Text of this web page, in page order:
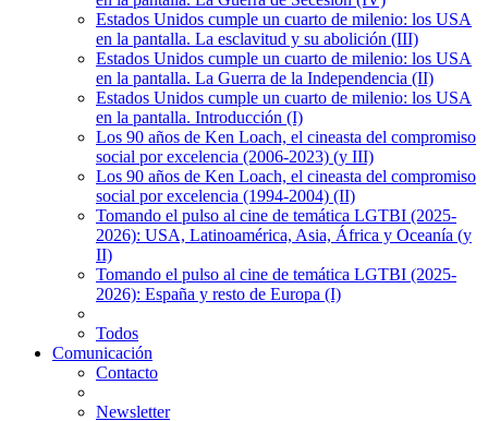
Estados Unidos cumple un cuarto de milenio: los USA
en la pantalla. La esclavitud y su abolición (III)
Estados Unidos cumple un cuarto de milenio: los USA
en la pantalla. La Guerra de la Independencia (II)
Estados Unidos cumple un cuarto de milenio: los USA
en la pantalla. Introducción (I)
Los 90 años de Ken Loach, el cineasta del compromiso
social por excelencia (2006-2023) (y III)
Los 90 años de Ken Loach, el cineasta del compromiso
social por excelencia (1994-2004) (II)
Tomando el pulso al cine de temática LGTBI (2025-
2026): USA, Latinoamérica, Asia, África y Oceanía (y
II)
Tomando el pulso al cine de temática LGTBI (2025-
2026): España y resto de Europa (I)
Todos
Comunicación
Contacto
Newsletter